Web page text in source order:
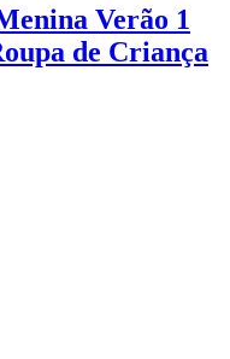
Verão 1
de Criança